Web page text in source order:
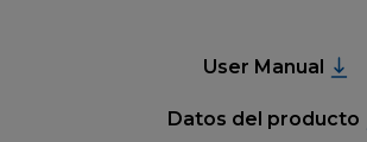
User Manual
Datos del producto